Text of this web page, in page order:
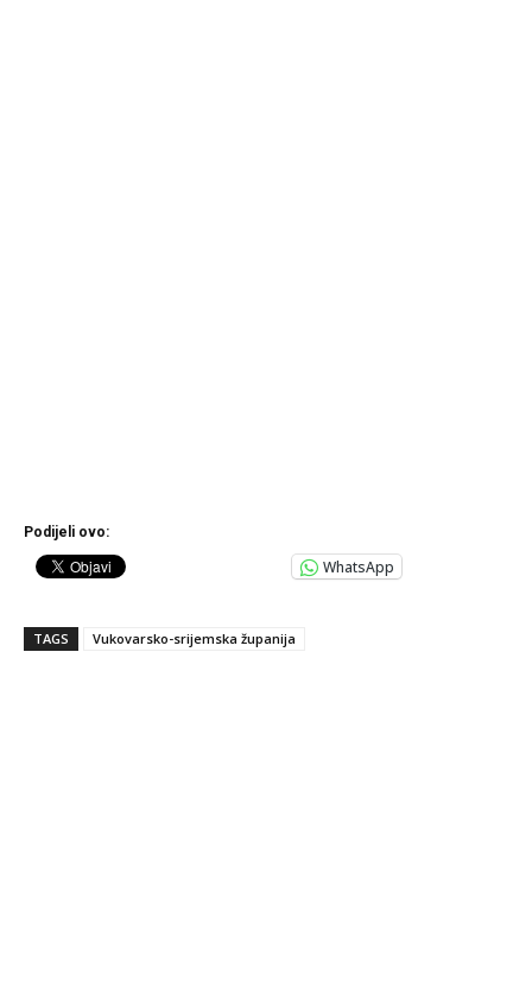
Podijeli ovo:
WhatsApp
TAGS Vukovarsko-srijemska županija